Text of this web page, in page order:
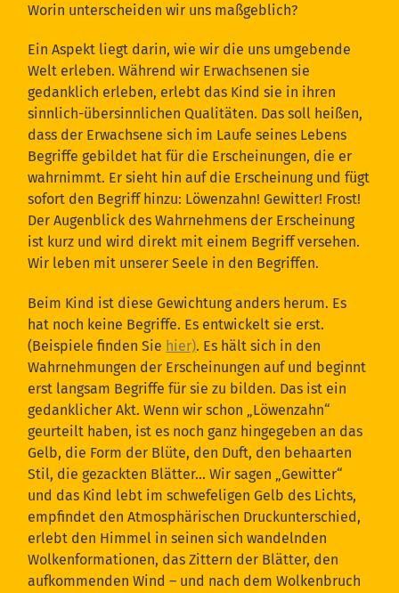
Worin unterscheiden wir uns maßgeblich?
Ein Aspekt liegt darin, wie wir die uns umgebende
Welt erleben. Während wir Erwachsenen sie
gedanklich erleben, erlebt das Kind sie in ihren
sinnlich-übersinnlichen Qualitäten. Das soll heißen,
dass der Erwachsene sich im Laufe seines Lebens
Begriffe gebildet hat für die Erscheinungen, die er
wahrnimmt. Er sieht hin auf die Erscheinung und fügt
sofort den Begriff hinzu: Löwenzahn! Gewitter! Frost!
Der Augenblick des Wahrnehmens der Erscheinung
ist kurz und wird direkt mit einem Begriff versehen.
Wir leben mit unserer Seele in den Begriffen.
Beim Kind ist diese Gewichtung anders herum. Es
hat noch keine Begriffe. Es entwickelt sie erst.
(Beispiele finden Sie hier). Es hält sich in den
Wahrnehmungen der Erscheinungen auf und beginnt
erst langsam Begriffe für sie zu bilden. Das ist ein
gedanklicher Akt. Wenn wir schon „Löwenzahn“
geurteilt haben, ist es noch ganz hingegeben an das
Gelb, die Form der Blüte, den Duft, den behaarten
Stil, die gezackten Blätter… Wir sagen „Gewitter“
und das Kind lebt im schwefeligen Gelb des Lichts,
empfindet den Atmosphärischen Druckunterschied,
erlebt den Himmel in seinen sich wandelnden
Wolkenformationen, das Zittern der Blätter, den
aufkommenden Wind – und nach dem Wolkenbruch